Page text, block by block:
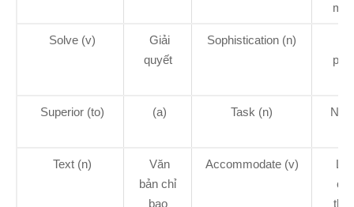
Solve (v)
Giải
quyết
Sophistication (n)
Superior (to) (a) Task (n)
Text (n)
Văn
bản chỉ
bao
Accommodate (v)